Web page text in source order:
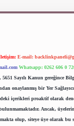
E-mail:
Whatsapp: 0262 606 0
5651 Sayılı Kanun gereğince
onaylanmış bir Yer
içerikleri proaktif olarak
Ancak,
olup, siteye üye olarak